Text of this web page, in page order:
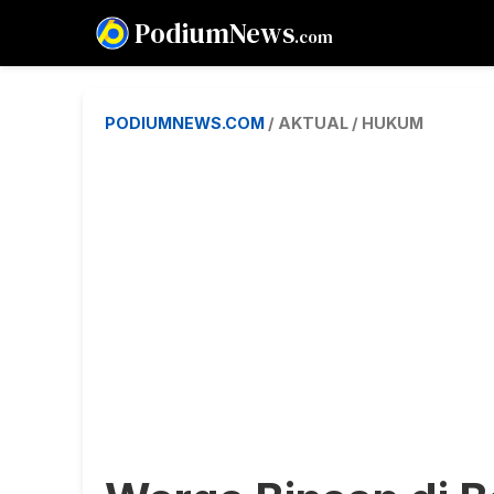
PodiumNews.com
PODIUMNEWS.COM / AKTUAL / HUKUM